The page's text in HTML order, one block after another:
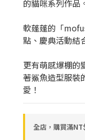
的貓咪系列作品
軟蓬蓬的「
點、慶典活動結
更有萌感爆棚的
著鯊魚造型服裝
愛！
全店，購買滿